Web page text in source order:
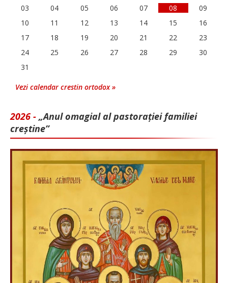
03 04 05 06 07 08
09
10
11 12 13 14 15
16
17
18 19 20 21 22
23
24
25 26 27 28 29
30
31
Vezi calendar crestin ortodox »
2026 - „Anul omagial al pastorației familiei
creștine”